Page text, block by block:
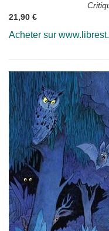
21,90 €
Acheter sur